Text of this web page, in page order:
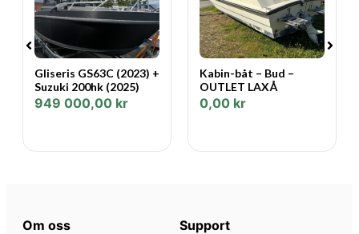
Gliseris GS63C (2023) +
Suzuki 200hk (2025)
949 000,00 kr
Kabin-båt – Bud –
OUTLET LAXÅ
0,00 kr
Om oss Support